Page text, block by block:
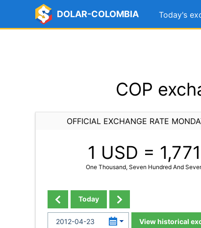
DOLAR-COLOMBIA Today's
COP
OFFICIAL EXCHANGE RATE
1 USD =
One Thousand, Seven Hundred And
Today
View historical